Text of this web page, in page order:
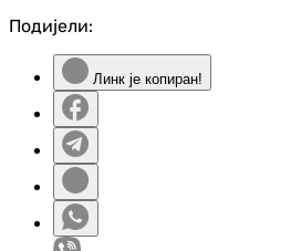
Подијели:
Линк је копиран!